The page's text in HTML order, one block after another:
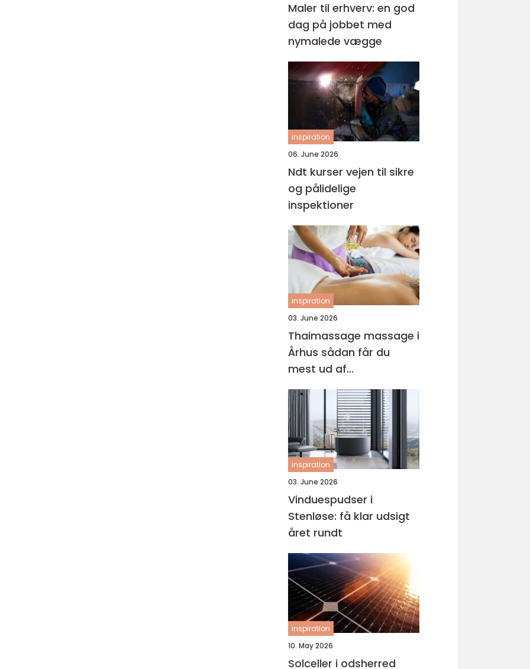
Maler til erhverv: en god
dag på jobbet med
nymalede vægge
inspiration
06. June 2026
Ndt kurser vejen til sikre
og pålidelige
inspektioner
inspiration
03. June 2026
Thaimassage massage i
Århus sådan får du
mest ud af
behandlingen
inspiration
03. June 2026
Vinduespudser i
Stenløse: få klar udsigt
året rundt
inspiration
10. May 2026
Solceller i odsherred